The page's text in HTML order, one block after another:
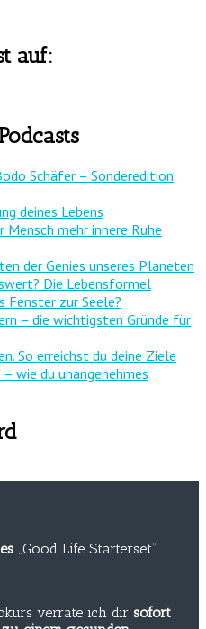
auf:
Schäfer – Sonderedition
deines Lebens
mehr innere Ruhe
der Genies unseres Planeten
Die Lebensformel
Fenster zur Seele?
– die wichtigsten Gründe für
So erreichst du deine Ziele
wie du unangenehmes
„Good Life Starterset“
verrate ich dir sofort